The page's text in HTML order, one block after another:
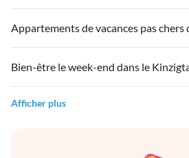
Appartements de vacances pas chers
Bien-être le week-end dans le
Afficher plus